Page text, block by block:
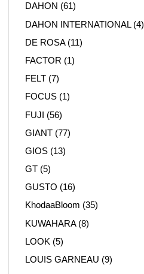
DAHON (61)
DAHON INTERNATIONAL(4)
DE ROSA(11)
FACTOR (1)
FELT (7)
FOCUS (1)
FUJI (56)
GIANT (77)
GIOS (13)
GT (5)
GUSTO (16)
KhodaaBloom (35)
KUWAHARA(8)
LOOK (5)
LOUIS GARNEAU (9)